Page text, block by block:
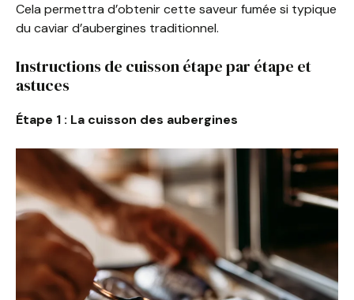
Cela permettra d’obtenir cette saveur fumée si typique
du caviar d’aubergines traditionnel.
Instructions de cuisson étape par étape et
astuces
Étape 1 : La cuisson des aubergines